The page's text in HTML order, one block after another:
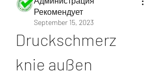
Рекомендует
September 15, 2023
Druckschmerz
knie außen